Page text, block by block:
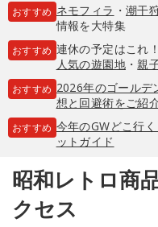
おすすめ ネモフィラ ・ 潮干
情報を大特集
おすすめ 連休の予定はこれ
人気の遊園地・親
おすすめ 2026年のゴールデ
想と回避術をご紹
おすすめ 今年のGWどこ行
ットガイド
昭和レトロ商
クセス